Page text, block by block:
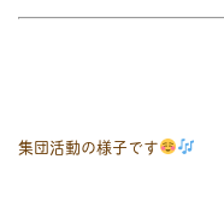
集団活動の様子です